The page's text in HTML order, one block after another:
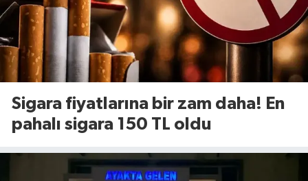
Sigara fiyatlarına bir zam daha! En
pahalı sigara 150 TL oldu